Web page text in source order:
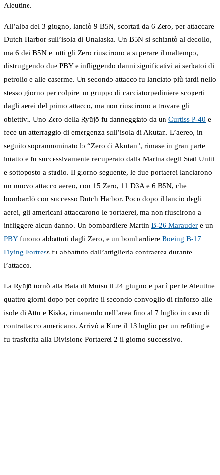
Aleutine.
All’alba del 3 giugno, lanciò 9 B5N, scortati da 6 Zero, per attaccare
Dutch Harbor sull’isola di Unalaska. Un B5N si schiantò al decollo,
ma 6 dei B5N e tutti gli Zero riuscirono a superare il maltempo,
distruggendo due PBY e infliggendo danni significativi ai serbatoi di
petrolio e alle caserme. Un secondo attacco fu lanciato più tardi nello
stesso giorno per colpire un gruppo di cacciatorpediniere scoperti
dagli aerei del primo attacco, ma non riuscirono a trovare gli
obiettivi. Uno Zero della Ryūjō fu danneggiato da un Curtiss P-40 e
fece un atterraggio di emergenza sull’isola di Akutan. L’aereo, in
seguito soprannominato lo “Zero di Akutan”, rimase in gran parte
intatto e fu successivamente recuperato dalla Marina degli Stati Uniti
e sottoposto a studio. Il giorno seguente, le due portaerei lanciarono
un nuovo attacco aereo, con 15 Zero, 11 D3A e 6 B5N, che
bombardò con successo Dutch Harbor. Poco dopo il lancio degli
aerei, gli americani attaccarono le portaerei, ma non riuscirono a
infliggere alcun danno. Un bombardiere Martin B-26 Marauder e un
PBYfurono abbattuti dagli Zero, e un bombardiere Boeing B-17
Flying Fortress fu abbattuto dall’artiglieria contraerea durante
l’attacco.
La Ryūjō tornò alla Baia di Mutsu il 24 giugno e partì per le Aleutine
quattro giorni dopo per coprire il secondo convoglio di rinforzo alle
isole di Attu e Kiska, rimanendo nell’area fino al 7 luglio in caso di
contrattacco americano. Arrivò a Kure il 13 luglio per un refitting e
fu trasferita alla Divisione Portaerei 2 il giorno successivo.